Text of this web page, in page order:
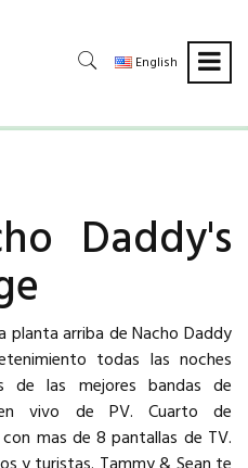
English
Daddy's
planta arriba de Nacho Daddy
todas las noches
de las mejores bandas de
vivo de PV. Cuarto de
mas de 8 pantallas de TV.